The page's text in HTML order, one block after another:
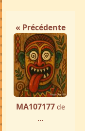
« Précédente
MA107177 de
...